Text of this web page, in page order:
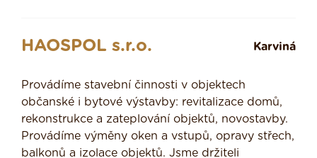
HAOSPOL s.r.o. Karviná
Provádíme stavební činnosti v objektech
občanské i bytové výstavby: revitalizace domů,
rekonstrukce a zateplování objektů, novostavby.
Provádíme výměny oken a vstupů, opravy střech,
balkonů a izolace objektů. Jsme držiteli